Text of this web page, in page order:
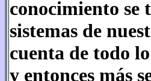
conocimiento se
sistemas de
cuenta de todo
y entonces más